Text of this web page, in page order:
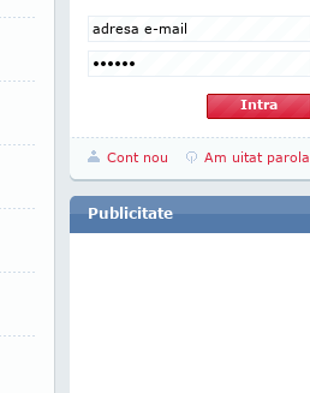
Cont nou Am uitat parola
Publicitate